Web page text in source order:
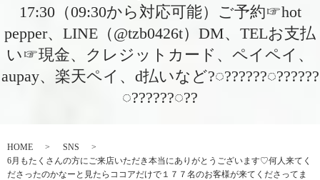
17:30（09:30から対応可能）ご予約☞hot
pepper、LINE（@tzb0426t）DM、TELお支払
い☞現金、クレジットカード、ペイペイ、
aupay、楽天ペイ、d払いなど?◌??????◌??????
◌??????◌??
HOME
SNS
6月もたくさんの方にご来店いただき本当にありがとうございます♡何人来てく
ださったのかなーと見たらココアだけで１７７名のお客様が来てくださってま